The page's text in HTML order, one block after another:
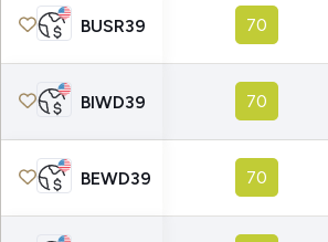
BUSR39 70
BIWD39 70
BEWD39 70